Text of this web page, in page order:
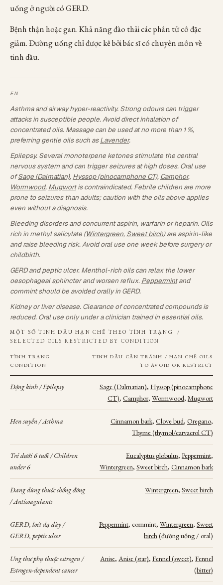
uống ở người có GERD.
Bệnh thận hoặc gan. Khả năng đào thải các phân tử cô đặc
giảm. Đường uống chỉ được kê bởi bác sĩ có chuyên môn về
tinh dầu.
Asthma and airway hyper-reactivity. Strong odours can trigger
attacks in susceptible people. Avoid direct inhalation of
concentrated oils. Massage can be used at no more than 1 %,
preferring gentle oils such asLavender.
Epilepsy. Several monoterpene ketones stimulate the central
nervous system and can trigger seizures at high doses. Oral use
ofSage (Dalmatian), Hyssop (pinocamphone CT), Camphor,
Wormwood, Mugwortis contraindicated. Febrile children are more
prone to seizures than adults; caution with the oils above applies
even without a diagnosis.
Bleeding disorders and concurrent aspirin, warfarin or heparin. Oils
rich in methyl salicylate (Wintergreen, Sweet birch) are aspirin-like
and raise bleeding risk. Avoid oral use one week before surgery or
childbirth.
GERD and peptic ulcer. Menthol-rich oils can relax the lower
oesophageal sphincter and worsen reflux. Peppermintand
cornmint should be avoided orally in GERD.
Kidney or liver disease. Clearance of concentrated compounds is
reduced. Oral use only under a clinician trained in essential oils.
MỘT SỐ TINH DẦU HẠN CHẾ THEO TÌNH TRẠNG
/
SELECTED OILS RESTRICTED BY CONDITION
TÌNH TRẠNG
CONDITION
TINH DẦU CẦN TRÁNH / HẠN CHẾ OILS
TO AVOID OR RESTRICT
Động kinh / Epilepsy Sage (Dalmatian), Hyssop (pinocamphone
CT), Camphor, Wormwood, Mugwort
Hen suyễn / Asthma Cinnamon bark, Clove bud, Oregano,
Thyme (thymol/carvacrol CT)
Trẻ dưới 6 tuổi / Children
under 6
Eucalyptus globulus, Peppermint,
Wintergreen, Sweet birch, Cinnamon bark
Đang dùng thuốc chống đông
/ Anticoagulants
Wintergreen, Sweet birch
GERD, loét dạ dày /
GERD, peptic ulcer
Peppermint, cornmint, Wintergreen, Sweet
birch(đường uống / oral)
Ung thư phụ thuộc estrogen /
Estrogen-dependent cancer
Anise, Anise (star), Fennel (sweet), Fennel
(bitter)